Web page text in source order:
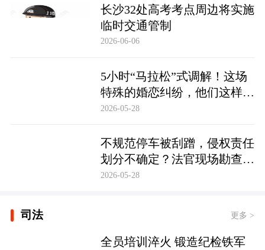
长沙32处高考考点周边将实施
临时交通管制
2026-06-06
5小时“马拉松”式调解！这场
特殊的婚恋纠纷，他们这样化
解……
2026-05-28
不规范停车被刮蹭，侵权责任
划分不确定？法官现场勘查定
争纷
2026-05-28
司法 更多 >
全员培训淬火 锻造纪检铁军